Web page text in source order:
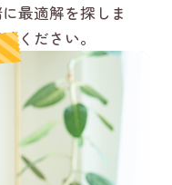
最適解を探しま
ください。